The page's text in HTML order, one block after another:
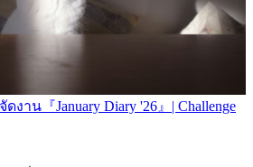
ดงาน『January Diary '26』| Challenge